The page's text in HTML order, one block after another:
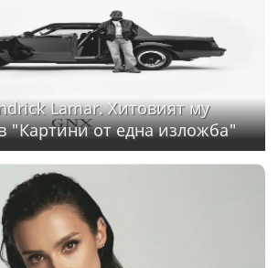
Lamar. Хитовият му
"Картини от една изложба"